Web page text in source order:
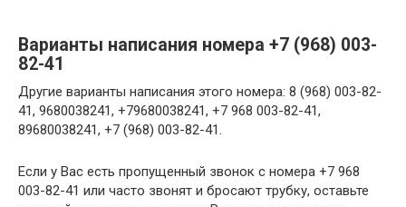
Варианты написания номера +7 (968) 003-
82-41
Другие варианты написания этого номера: 8 (968) 003-82-
41, 9680038241, +79680038241, +7 968 003-82-41,
89680038241, +7 (968) 003-82-41.
Если у Вас есть пропущенный звонок с номера +7 968
003-82-41 или часто звонят и бросают трубку, оставьте